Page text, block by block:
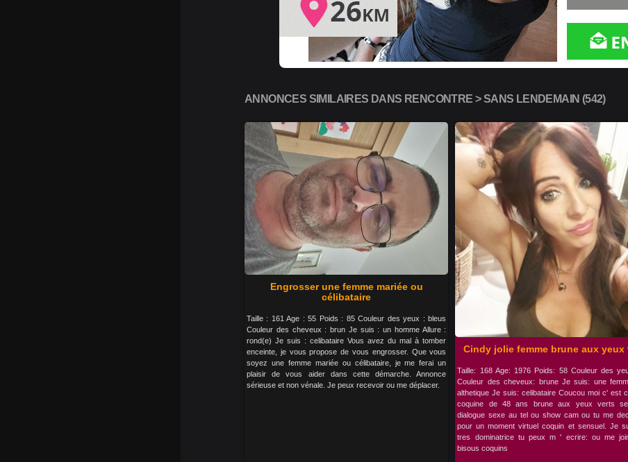
ANNONCES SIMILAIRES DANS RENCONTRE > SANS LENDEMAIN (542)
Engrosser une femme mariée ou
célibataire
Taille : 161 Age : 55 Poids : 85 Couleur des yeux : bleus
Couleur des cheveux : brun Je suis : un homme Allure :
rond(e) Je suis : celibataire Vous avez du mal à tomber
enceinte, je vous propose de vous engrosser. Que vous
soyez une femme mariée ou célibataire, je me ferai un
plaisir de vous aider dans cette démarche. Annonce
sérieuse et non vénale. Je peux recevoir ou me déplacer.
Cindy jolie femme brune aux yeux
Taille: 168 Age: 1976 Poids: 58 Couleur des
Couleur des cheveux: brune Je suis: une
althetique Je suis: celibataire Coucou moi c' est
coquine de 48 ans brune aux yeux verts
dialogue sexe au tel ou show cam ou tu me
pour un moment virtuel coquin et sensuel. Je
tres dominatrice tu peux m ' ecrire: ou me
bisous coquins